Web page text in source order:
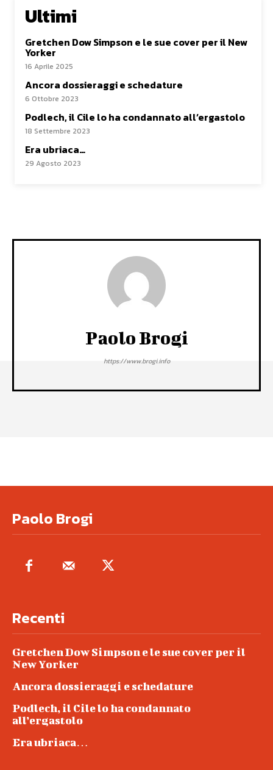
Ultimi
Gretchen Dow Simpson e le sue cover per il New
Yorker
16 Aprile 2025
Ancora dossieraggi e schedature
6 Ottobre 2023
Podlech, il Cile lo ha condannato all’ergastolo
18 Settembre 2023
Era ubriaca…
29 Agosto 2023
Paolo Brogi
https://www.brogi.info
Paolo Brogi
Recenti
Gretchen Dow Simpson e le sue cover per il
New Yorker
Ancora dossieraggi e schedature
Podlech, il Cile lo ha condannato
all’ergastolo
Era ubriaca…